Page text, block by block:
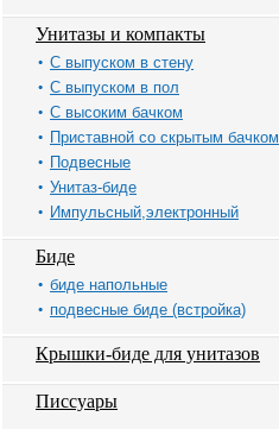
Унитазы и компакты
С выпуском в стену
С выпуском в пол
С высоким бачком
Приставной со скрытым бачком
Подвесные
Унитаз-биде
Импульсный,электронный
Биде
биде напольные
подвесные биде (встройка)
Крышки-биде для унитазов
Писсуары